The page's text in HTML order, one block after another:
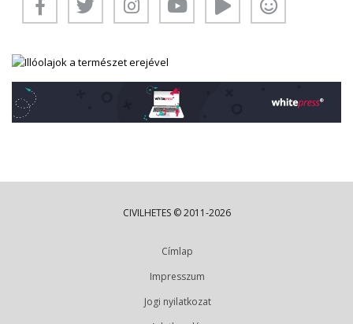
CIVILHETES © 2011-2026
Címlap
Impresszum
Jogi nyilatkozat